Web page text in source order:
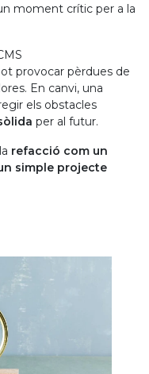
moment crític per a la
provocar pèrdues de
En canvi, una
els obstacles
per al futur.
refacció com un
simple projecte